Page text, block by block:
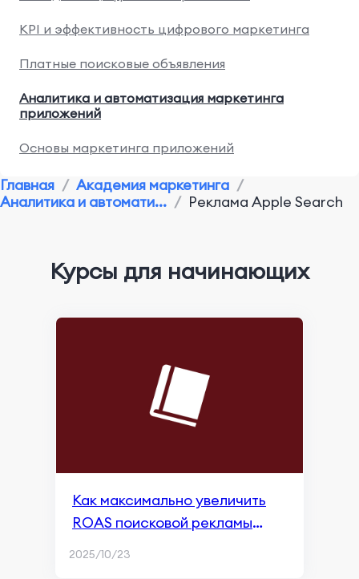
KPI и эффективность цифрового маркетинга
Платные поисковые объявления
Аналитика и автоматизация маркетинга
приложений
Основы маркетинга приложений
Реклама Apple Search
Инструменты Мониторинга и Анализа
Оптимизация для поисковых систем
Ползание и индексирование
Контент-маркетинг и опыт использования
Ранжирование и видимость в поиске
Мониторинг и Ремаркетинг
Главная / Академия маркетинга /
Аналитика и автомати... / Реклама Apple Search
Курсы для начинающих
Как максимально увеличить
ROAS поисковой рекламы
2025/10/23